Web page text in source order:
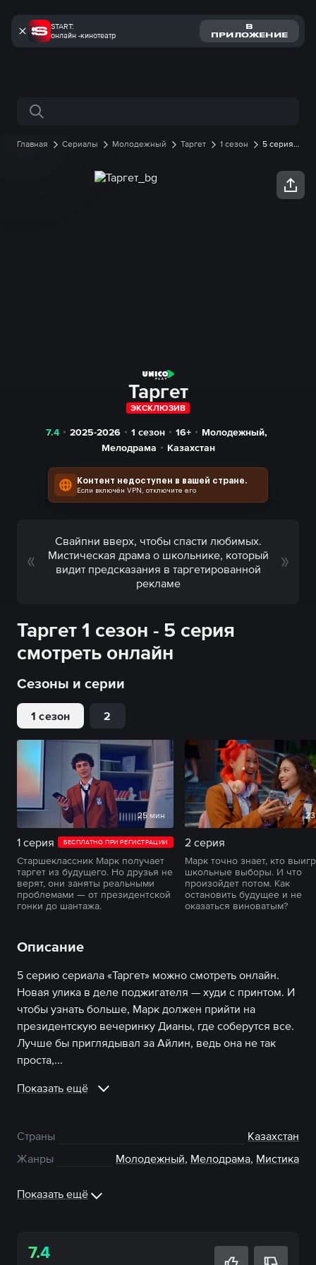
START:
онлайн -кинотеатр
В
ПРИЛОЖЕНИЕ
Поиск по сайту
Главная Сериалы Молодежный Таргет 1 сезон
5 серия
Таргет
ЭКСКЛЮЗИВ
7.4 2025-2026 1 сезон 16+ Молодежный,
Мелодрама
Казахстан
Контент недоступен в вашей стране.
Если включён VPN, отключите его
Свайпни вверх, чтобы спасти любимых.
Мистическая драма о школьнике, который
видит предсказания в таргетированной
рекламе
Таргет 1 сезон - 5 серия
смотреть онлайн
Сезоны и серии
1 сезон 2
25 мин
1 серия БЕСПЛАТНО ПРИ РЕГИСТРАЦИИ
Старшеклассник Марк получает
таргет из будущего. Но друзья не
верят, они заняты реальными
проблемами — от президентской
гонки до шантажа.
2 серия
Марк точно знает, кто
школьные выборы. И что
произойдет потом. Как
остановить будущее и не
оказаться виноватым?
Описание
5 серию сериала «Таргет» можно смотреть онлайн.
Новая улика в деле поджигателя — худи с принтом. И
чтобы узнать больше, Марк должен прийти на
президентскую вечеринку Дианы, где соберутся все.
Лучше бы приглядывал за Айлин, ведь она не так
проста,...
Показать ещё
Страны
Казахстан
Жанры
Молодежный, Мелодрама, Мистика
Показать ещё
7.4